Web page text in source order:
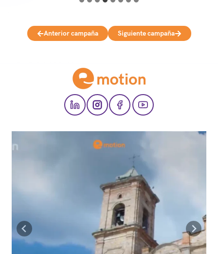
Anterior campaña Siguiente campaña